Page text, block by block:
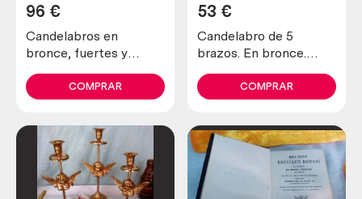
Candelabros en
bronce, fuertes y
Origen holandés.
Candlesticks.
96 €
COMPRAR
Candelabro de 5
brazos. En bronce.
53 €
COMPRAR